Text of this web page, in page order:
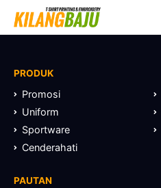
PRODUK
Promosi
Uniform
Sportware
Cenderahati
PAUTAN